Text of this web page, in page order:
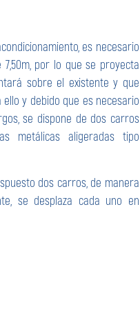
es necesario
por lo que se proyecta
sobre el existente y que
ello y debido que es necesario
se dispone de dos carros
metálicas aligeradas tipo
dos carros, de manera
se desplaza cada uno en